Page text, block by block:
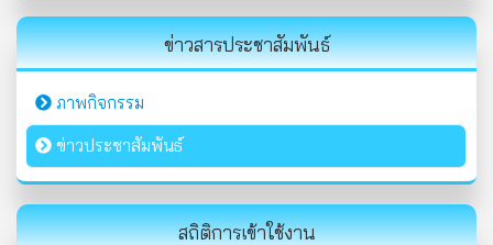
ข่าวสารประชาสัมพันธ์
ภาพกิจกรรม
ข่าวประชาสัมพันธ์
สถิติการเข้าใช้งาน